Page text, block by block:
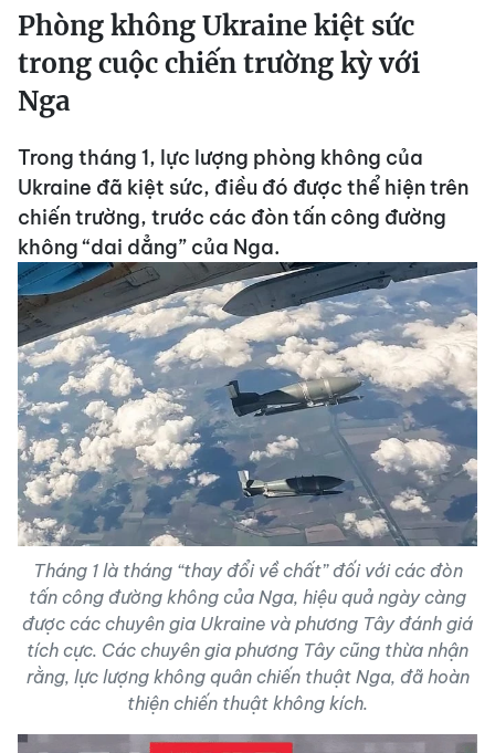
Phòng không Ukraine kiệt sức
trong cuộc chiến trường kỳ với
Nga
Trong tháng 1, lực lượng phòng không của
Ukraine đã kiệt sức, điều đó được thể hiện trên
chiến trường, trước các đòn tấn công đường
không “dai dẳng” của Nga.
Tháng 1 là tháng “thay đổi về chất” đối với các đòn
tấn công đường không của Nga, hiệu quả ngày càng
được các chuyên gia Ukraine và phương Tây đánh giá
tích cực. Các chuyên gia phương Tây cũng thừa nhận
rằng, lực lượng không quân chiến thuật Nga, đã hoàn
thiện chiến thuật không kích.